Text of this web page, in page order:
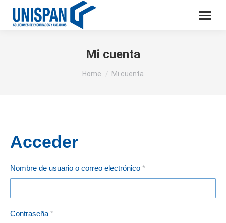
Mi cuenta
You are here:
Home Mi cuenta
Acceder
Nombre de usuario o correo electrónico *
Contraseña *